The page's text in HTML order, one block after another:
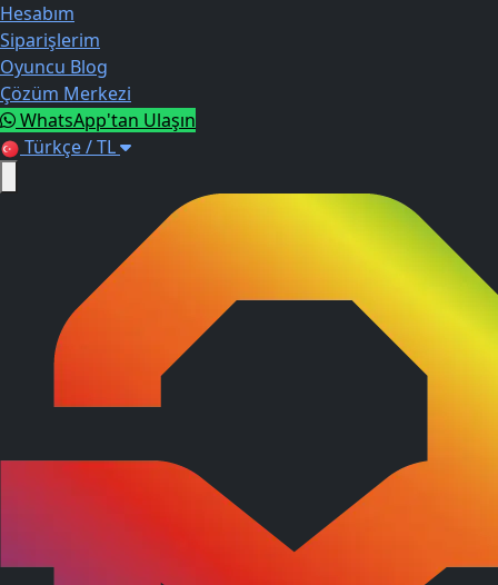
Hesabım
Siparişlerim
Oyuncu Blog
Çözüm Merkezi
WhatsApp'tan Ulaşın
Türkçe / TL